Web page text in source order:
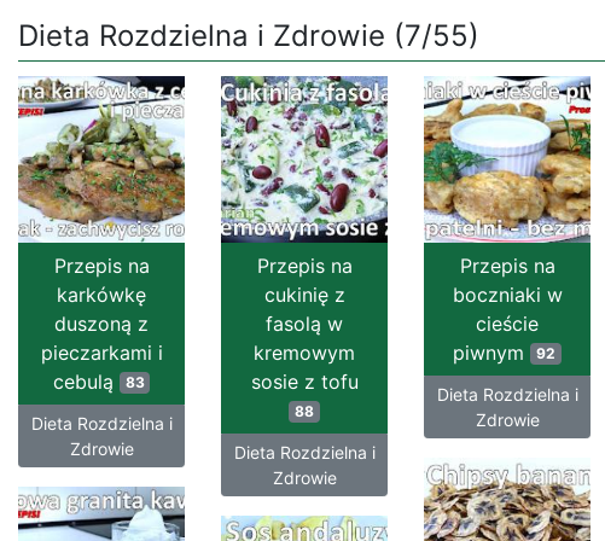
Dieta Rozdzielna i Zdrowie (7/55)
Przepis na
karkówkę
duszoną z
pieczarkami i
cebulą
83
Dieta Rozdzielna i
Zdrowie
Przepis na
cukinię z
fasolą w
kremowym
sosie z tofu
88
Dieta Rozdzielna i
Zdrowie
Przepis na
boczniaki w
cieście
piwnym 92
Dieta Rozdzielna i
Zdrowie